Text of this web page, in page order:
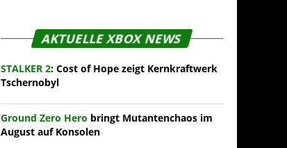
AKTUELLE XBOX NEWS
STALKER 2: Cost of Hope zeigt Kernkraftwerk
Tschernobyl
Ground Zero Hero bringt Mutantenchaos im
August auf Konsolen